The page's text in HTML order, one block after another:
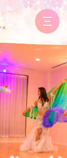
ス